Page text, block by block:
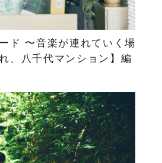
ド 〜音楽が連れていく場
、八千代マンション】編